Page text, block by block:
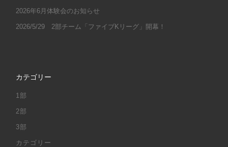
2026年6月体験会のお知らせ
2026/5/29 2部チーム「ファイブKリーグ」開幕！
カテゴリー
1部
2部
3部
カテゴリー